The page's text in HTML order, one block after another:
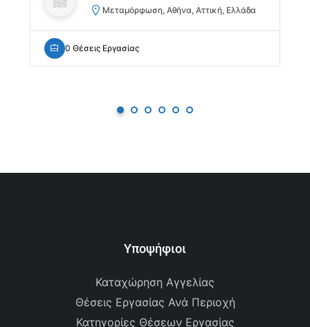
Μεταμόρφωση, Αθήνα, Αττική, Ελλάδα
0 Θέσεις Εργασίας
Υποψήφιοι
Καταχώρηση Αγγελίας
Θέσεις Εργασίας Ανά Περιοχή
Κατηγορίες Θέσεων Εργασίας